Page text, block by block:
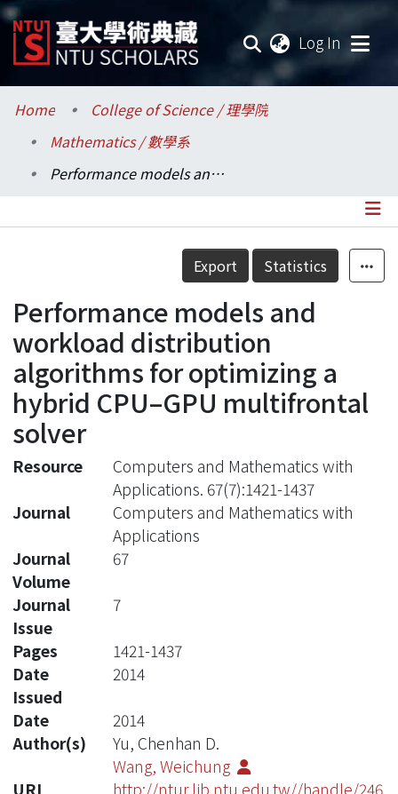
Log In
Communities & Collections
Research Outputs
Statistics
Home
College of Science / 理學院
Mathematics / 數學系
Performance models and workload distribution algorithms for optimizing a hybrid CPU–GPU multifrontal solver
Details
Export Statistics
Performance models and
workload distribution
algorithms for optimizing a
hybrid CPU–GPU multifrontal
solver
Resource
Computers and Mathematics with
Applications. 67(7):1421-1437
Journal
Computers and Mathematics with
Applications
Journal
Volume
67
Journal
Issue
7
Pages
1421-1437
Date
Issued
2014
Date
2014
Author(s)
Yu, Chenhan D.
Wang, Weichung
URI
http://ntur.lib.ntu.edu.tw//handle/246